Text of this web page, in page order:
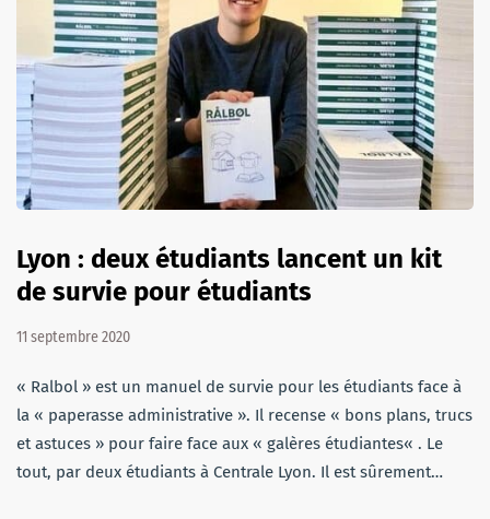
Lyon : deux étudiants lancent un kit
de survie pour étudiants
11 septembre 2020
« Ralbol » est un manuel de survie pour les étudiants face à
la « paperasse administrative ». Il recense « bons plans, trucs
et astuces » pour faire face aux « galères étudiantes« . Le
tout, par deux étudiants à Centrale Lyon. Il est sûrement…